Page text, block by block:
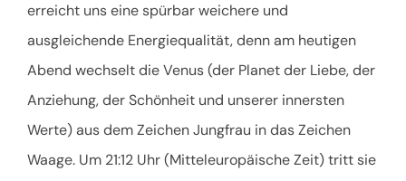
erreicht uns eine spürbar weichere und
ausgleichende Energiequalität, denn am heutigen
Abend wechselt die Venus (der Planet der Liebe, der
Anziehung, der Schönheit und unserer innersten
Werte) aus dem Zeichen Jungfrau in das Zeichen
Waage. Um 21:12 Uhr (Mitteleuropäische Zeit) tritt sie